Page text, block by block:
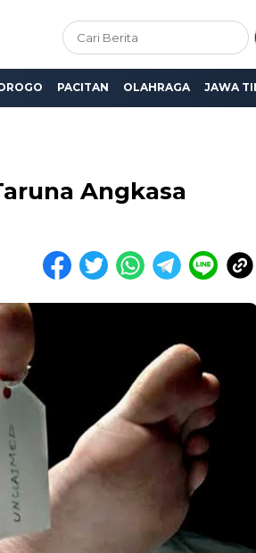
PACITAN OLAHRAGA JAWA
Angkasa